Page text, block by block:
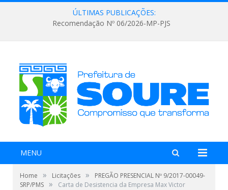
ÚLTIMAS PUBLICAÇÕES:
Recomendação Nº 06/2026-MP-PJS
MENU
Home » Licitações »
PREGÃO PRESENCIAL Nº 9/2017-00049-
SRP/PMS » Carta de Desistencia da Empresa Max Victor